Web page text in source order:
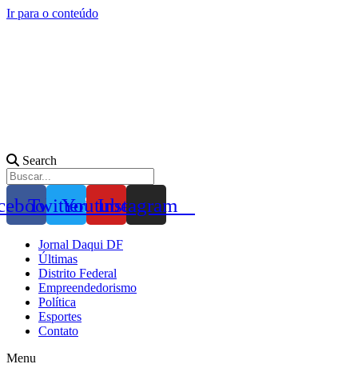
Ir para o conteúdo
Search
TwitterYoutubeInstagram
Jornal Daqui DF
Últimas
Distrito Federal
Empreendedorismo
Política
Esportes
Contato
Menu